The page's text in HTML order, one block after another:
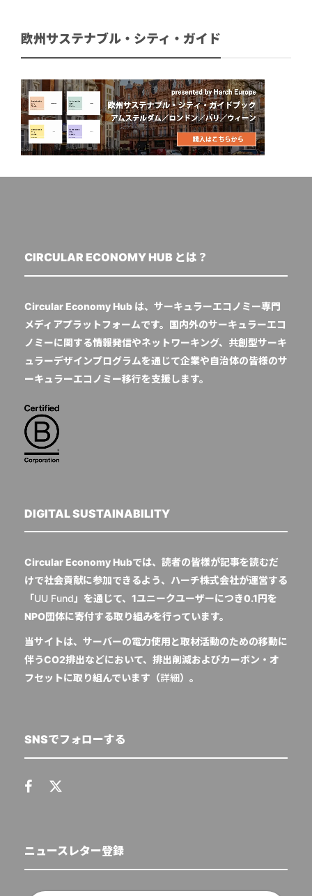
欧州サステナブル・シティ・ガイド
CIRCULAR ECONOMY HUB とは？
Circular Economy Hub は、サーキュラーエコノミー専門
メディアプラットフォームです。国内外のサーキュラーエコ
ノミーに関する情報発信やネットワーキング、共創型サーキ
ュラーデザインプログラムを通じて企業や自治体の皆様のサ
ーキュラーエコノミー移行を支援します。
DIGITAL SUSTAINABILITY
Circular Economy Hubでは、読者の皆様が記事を読むだ
けで社会貢献に参加できるよう、ハーチ株式会社が運営する
「UU Fund 」を通じて、1ユニークユーザーにつき0.1円を
NPO団体に寄付する取り組みを行っています。
当サイトは、サーバーの電力使用と取材活動のための移動に
伴うCO2排出などにおいて、排出削減およびカーボン・オ
フセットに取り組んでいます（詳細）。
SNSでフォローする
ニュースレター登録